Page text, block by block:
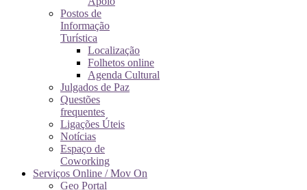
Postos de
Informação
Turística
Localização
Folhetos online
Agenda Cultural
Julgados de Paz
Questões
frequentes
Ligações Úteis
Notícias
Espaço de
Coworking
Serviços Online / Mov On
Geo Portal